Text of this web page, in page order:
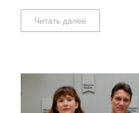
Читать далее